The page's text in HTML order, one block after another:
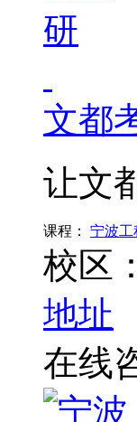
文都
让文
课程： 宁波工
校区：
地址
在线